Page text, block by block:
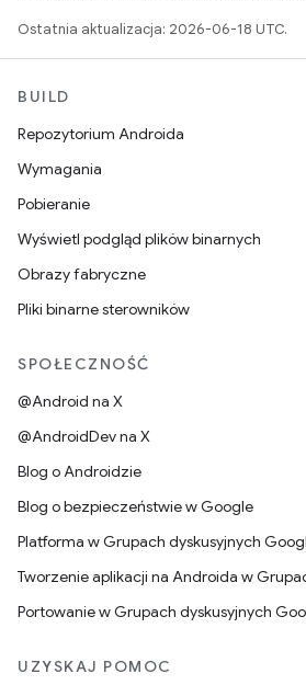
Ostatnia aktualizacja: 2026-06-18 UTC.
BUILD
Repozytorium Androida
Wymagania
Pobieranie
Wyświetl podgląd plików binarnych
Obrazy fabryczne
Pliki binarne sterowników
SPOŁECZNOŚĆ
@Android na X
@AndroidDev na X
Blog o Androidzie
Blog o bezpieczeństwie w Google
Platforma w Grupach dyskusyjnych
Tworzenie aplikacji na Androida w
Portowanie w Grupach dyskusyjnych
UZYSKAJ POMOC